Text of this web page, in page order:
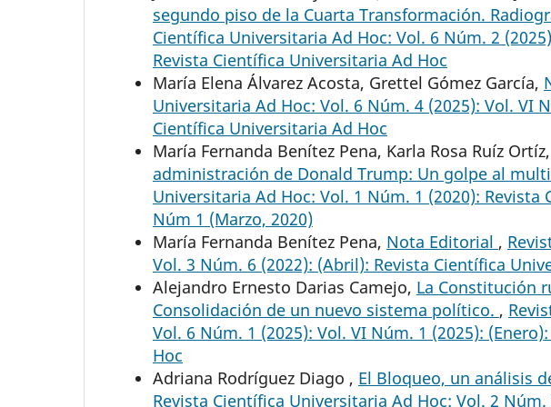
segundo piso de la Cuarta Transformación.
Científica Universitaria Ad Hoc: Vol. 6 Núm. 2
Revista Científica Universitaria Ad Hoc
María Elena Álvarez Acosta, Grettel Gómez García,
Universitaria Ad Hoc: Vol. 6 Núm. 4 (2025): Vol. VI
Científica Universitaria Ad Hoc
María Fernanda Benítez Pena, Karla Rosa Ruíz Ortíz,
administración de Donald Trump: Un golpe al
Universitaria Ad Hoc: Vol. 1 Núm. 1 (2020):
Núm 1 (Marzo, 2020)
María Fernanda Benítez Pena, Nota Editorial ,
Vol. 3 Núm. 6 (2022): (Abril): Revista Científica
Alejandro Ernesto Darias Camejo, La Constitución
Consolidación de un nuevo sistema político. ,
Vol. 6 Núm. 1 (2025): Vol. VI Núm. 1 (2025):
Hoc
Adriana Rodríguez Diago , El Bloqueo, un análisis
Revista Científica Universitaria Ad Hoc: Vol. 2